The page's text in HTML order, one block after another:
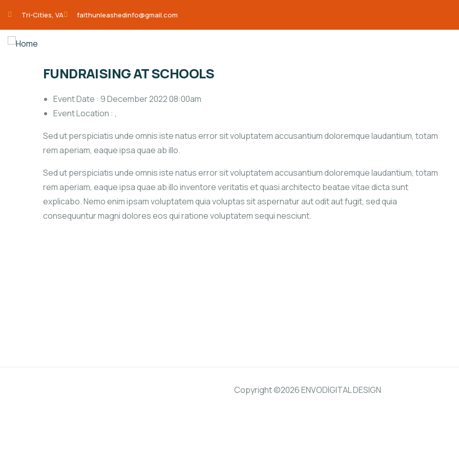
Tri-Cities, VA faithunleashedinfo@gmail.com
FUNDRAISING AT SCHOOLS
Event Date : 9 December 2022 08:00am
Event Location : ,
Sed ut perspiciatis unde omnis iste natus error sit voluptatem accusantium doloremque laudantium, totam
rem aperiam, eaque ipsa quae ab illo.
Sed ut perspiciatis unde omnis iste natus error sit voluptatem accusantium doloremque laudantium, totam
rem aperiam, eaque ipsa quae ab illo inventore veritatis et quasi architecto beatae vitae dicta sunt
explicabo. Nemo enim ipsam voluptatem quia voluptas sit aspernatur aut odit aut fugit, sed quia
consequuntur magni dolores eos qui ratione voluptatem sequi nesciunt.
Copyright ©2026 ENVODIGITAL DESIGN